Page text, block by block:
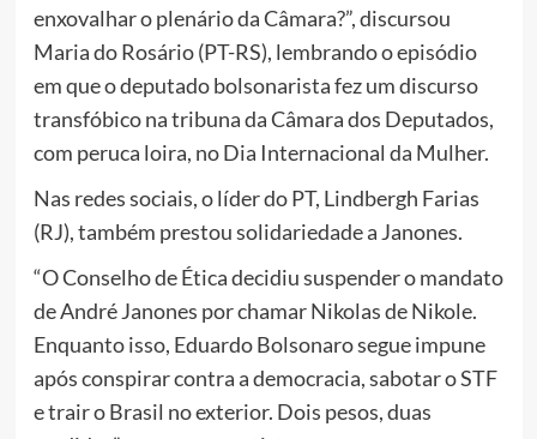
enxovalhar o plenário da Câmara?”, discursou
Maria do Rosário (PT-RS), lembrando o episódio
em que o deputado bolsonarista fez um discurso
transfóbico na tribuna da Câmara dos Deputados,
com peruca loira, no Dia Internacional da Mulher.
Nas redes sociais, o líder do PT, Lindbergh Farias
(RJ), também prestou solidariedade a Janones.
“O Conselho de Ética decidiu suspender o mandato
de André Janones por chamar Nikolas de Nikole.
Enquanto isso, Eduardo Bolsonaro segue impune
após conspirar contra a democracia, sabotar o STF
e trair o Brasil no exterior. Dois pesos, duas